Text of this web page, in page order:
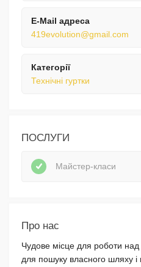
E-Mail адреса
419evolution@gmail.com
Категорії
Технічні гуртки
ПОСЛУГИ
Майстер-класи
Про нас
Чудове місце для роботи над
для пошуку власного шляху і